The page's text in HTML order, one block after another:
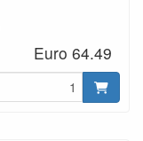
Euro 64.49